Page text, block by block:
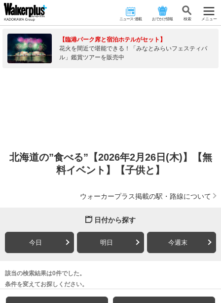
ニュース･連載 おでかけ情報 検 索 メニュー
【臨港パーク席と宿泊ホテルがセット】
花火を間近で堪能できる！「みなとみらいフェスティバ
ル」鑑賞ツアーを販売中
北海道の”食べる”【2026年2月26日(木)】【無
料イベント】【子供と】
ウォーカープラス掲載の駅・路線について
日付から探す
今日 明日 今週末
該当の検索結果は0件でした。
条件を変えてお探しください。